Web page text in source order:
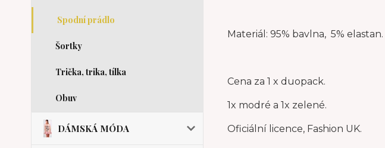
Spodní prádlo
Šortky
Trička, trika, tílka
Obuv
DÁMSKÁ MÓDA
Materiál: 95% bavlna, 5% elastan.
Cena za 1 x duopack.
1x modré a 1x zelené.
Oficiální licence, Fashion UK.